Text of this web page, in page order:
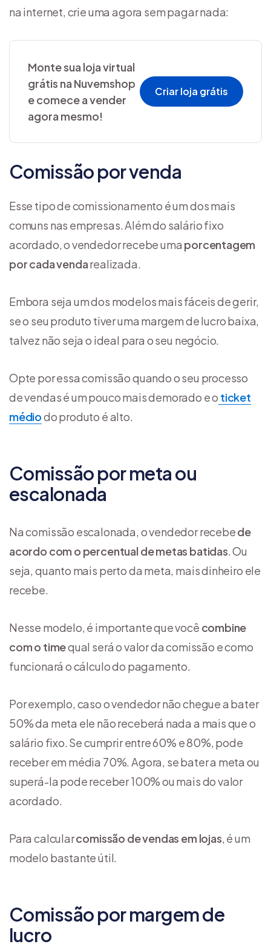
na internet, crie uma agora sem pagar nada:
Monte sua loja virtual
grátis na Nuvemshop
e comece a vender
agora mesmo!
Criar loja grátis
Comissão por venda
Esse tipo de comissionamento é um dos mais
comuns nas empresas. Além do salário fixo
acordado, o vendedor recebe uma porcentagem
por cada vendarealizada.
Embora seja um dos modelos mais fáceis de gerir,
se o seu produto tiver uma margem de lucro baixa,
talvez não seja o ideal para o seu negócio.
Opte por essa comissão quando o seu processo
de vendas é um pouco mais demorado e o ticket
médiodo produto é alto.
Comissão por meta ou
escalonada
Na comissão escalonada, o vendedor recebede
acordo com o percentual de metas batidas. Ou
seja, quanto mais perto da meta, mais dinheiro ele
recebe.
Nesse modelo, é importante que você combine
com o timequal será o valor da comissão e como
funcionará o cálculo do pagamento.
Por exemplo, caso o vendedor não chegue a bater
50% da meta ele não receberá nada a mais que o
salário fixo. Se cumprir entre 60% e 80%, pode
receber em média 70%. Agora, se bater a meta ou
superá-la pode receber 100% ou mais do valor
acordado.
Para calcularcomissão de vendas em lojas, é um
modelo bastante útil.
Comissão por margem de
lucro